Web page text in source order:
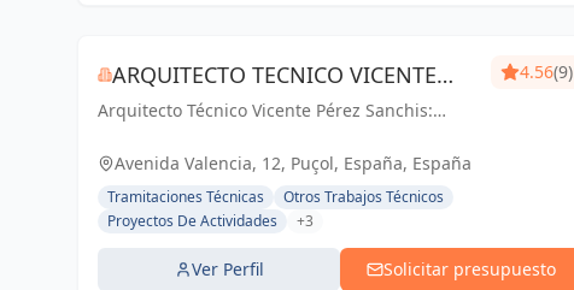
ARQUITECTO TECNICO VICENTE
PÉREZ SANCHIS
Arquitecto Técnico Vicente Pérez Sanchis:
ideas en realidad.
4.56(9)
Avenida Valencia, 12, Puçol, España, España
Tramitaciones Técnicas
Otros Trabajos Técnicos
Proyectos De Actividades
+3
Ver Perfil Solicitar presupuesto